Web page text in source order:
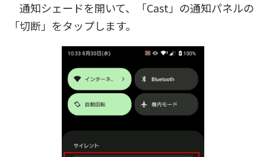
通知シェードを開いて、「Cast」の通知パネルの
「切断」をタップします。